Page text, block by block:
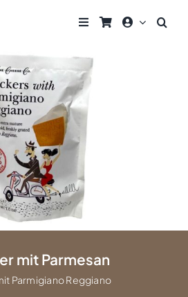
mit Parmesan
Parmigiano Reggiano